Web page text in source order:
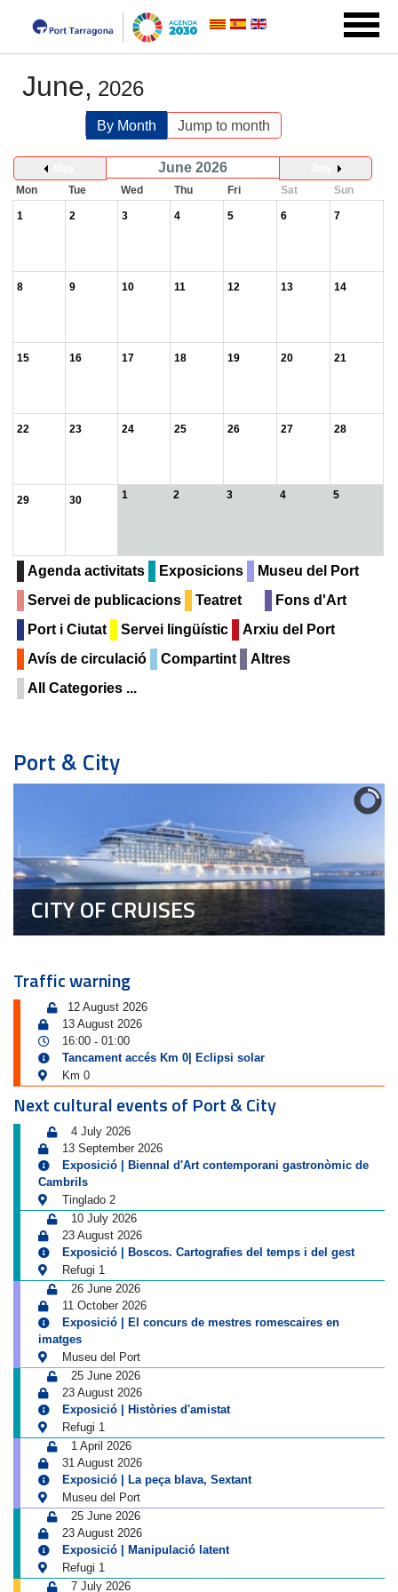
June, 2026
By Month Jump to month
June 2026
Mon
Tue Wed Thu Fri Sat Sun
1 2 3 4 5 6 7
8 9 10 11 12 13 14
15 16 17 18 19 20 21
22 23 24 25 26 27 28
29 30 1 2 3 4 5
Agenda activitats Exposicions
Museu del Port
Servei de publicacions
Teatret
Fons d'Art
Port i Ciutat
Servei lingüístic
Arxiu del Port
Avís de circulació
Compartint
Altres
All Categories ...
Port & City
CITY OF CRUISES
Traffic warning
12 August 2026
13 August 2026
16:00 - 01:00
Tancament accés Km 0| Eclipsi solar
Km 0
Next cultural events of Port & City
4 July 2026
13 September 2026
Exposició | Biennal d'Art contemporani gastronòmic de
Cambrils
Tinglado 2
10 July 2026
23 August 2026
Exposició | Boscos. Cartografies del temps i del gest
Refugi 1
26 June 2026
11 October 2026
Exposició | El concurs de mestres romescaires en
imatges
Museu del Port
25 June 2026
23 August 2026
Exposició | Històries d'amistat
Refugi 1
1 April 2026
31 August 2026
Exposició | La peça blava, Sextant
Museu del Port
25 June 2026
23 August 2026
Exposició | Manipulació latent
Refugi 1
7 July 2026